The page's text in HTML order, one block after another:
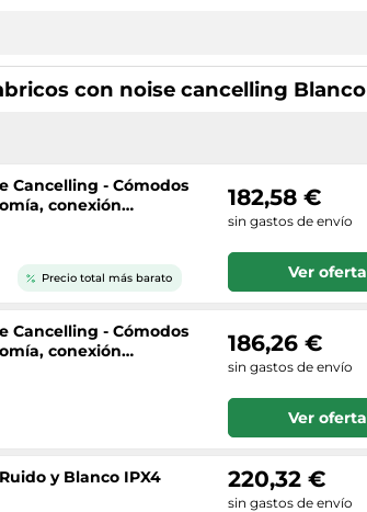
con noise cancelling Blanco
Cancelling - Cómodos
conexión
Precio total más barato
182,58 €
sin gastos de envío
Ver oferta
Cancelling - Cómodos
conexión
186,26 €
sin gastos de envío
Ver oferta
y Blanco IPX4 220,32 €
sin gastos de envío